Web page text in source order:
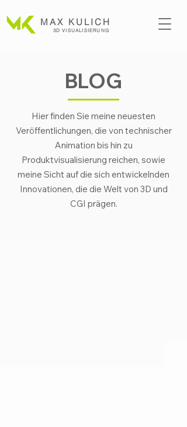
MAX KULICH
3D VISUALISIERUNG
BLOG
Hier finden Sie meine neuesten
Veröffentlichungen, die von technischer
Animation bis hin zu
Produktvisualisierung reichen, sowie
meine Sicht auf die sich entwickelnden
Innovationen, die die Welt von 3D und
CGI prägen.